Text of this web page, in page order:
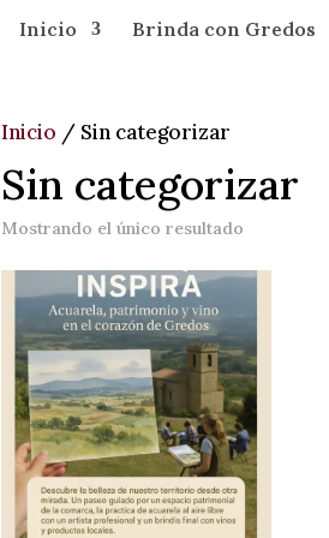
Inicio Brinda con Gredos
Inicio / Sin categorizar
Sin categorizar
Mostrando el único resultado